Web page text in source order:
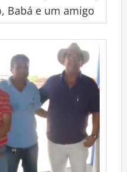
Babá e um amigo